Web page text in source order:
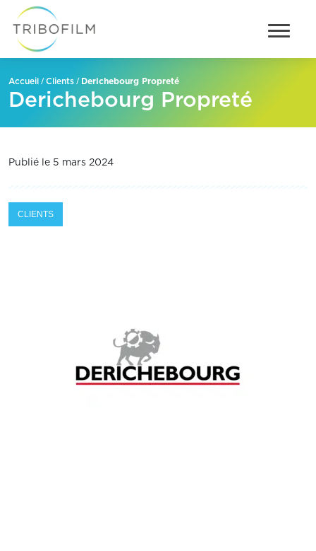
Accueil /Clients / Derichebourg Propreté
Derichebourg Propreté
Publié le 5 mars 2024
CLIENTS